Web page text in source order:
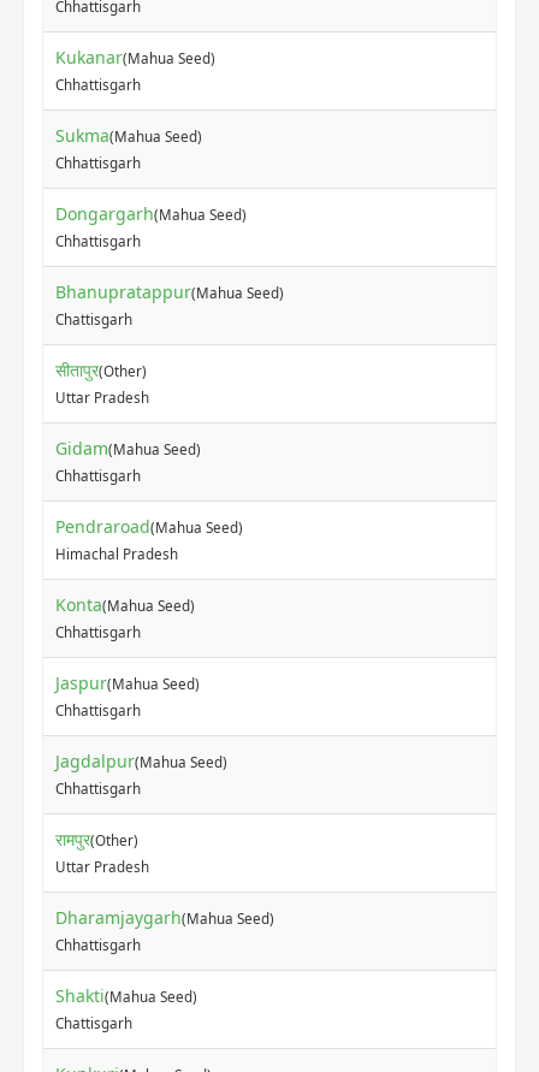
Chhattisgarh
Kukanar(Mahua Seed)
Chhattisgarh
Sukma(Mahua Seed)
Chhattisgarh
Dongargarh(Mahua Seed)
Chhattisgarh
Bhanupratappur(Mahua Seed)
Chattisgarh
सीतापुर(Other)
Uttar Pradesh
Gidam(Mahua Seed)
Chhattisgarh
Pendraroad(Mahua Seed)
Himachal Pradesh
Konta(Mahua Seed)
Chhattisgarh
Jaspur(Mahua Seed)
Chhattisgarh
Jagdalpur(Mahua Seed)
Chhattisgarh
रामपुर(Other)
Uttar Pradesh
Dharamjaygarh(Mahua Seed)
Chhattisgarh
Shakti(Mahua Seed)
Chattisgarh